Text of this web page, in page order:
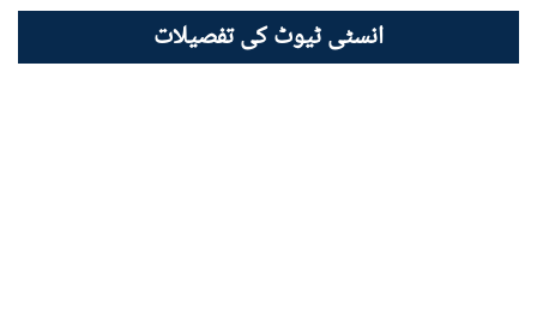
انسٹی ٹیوٹ کی تفصیلات